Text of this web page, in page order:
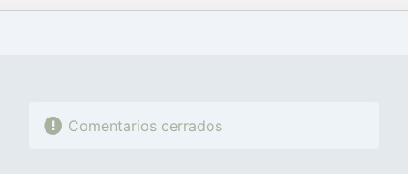
FACEBOOK
TWITTERFLIPBOARD
E-
WHATSAPP
Comentarios cerrados